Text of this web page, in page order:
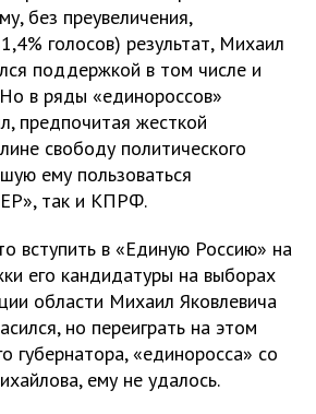
без преувеличения,
голосов) результат, Михаил
поддержкой в том числе и
в ряды «единороссов»
предпочитая жесткой
свободу политического
ему пользоваться
так и КПРФ.
вступить в «Единую Россию» на
его кандидатуры на выборах
области Михаил Яковлевича
но переиграть на этом
губернатора, «единоросса» со
ему не удалось.